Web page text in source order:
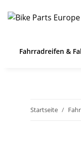
Fahrradreifen &
Startseite